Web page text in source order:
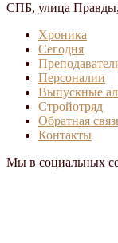
СПБ, улица
Хроника
Сегодня
Персоналии
Выпускные
Стройотряд
Обратная
Контакты
Мы в социальных